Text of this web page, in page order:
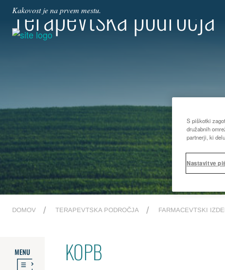
Kakovost je na prvem mestu.
Terapevtska področja
DOMOV TERAPEVTSKA PODROČJA FARMACEVTSKI
MENU KOPB
S piškotki
družabnih
partnerji, ki
Nastavitve